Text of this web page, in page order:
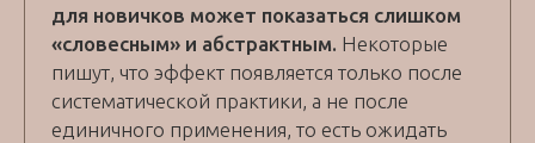
для новичков может показаться слишком
«словесным» и абстрактным. Некоторые
пишут, что эффект появляется только после
систематической практики, а не после
единичного применения, то есть ожидать